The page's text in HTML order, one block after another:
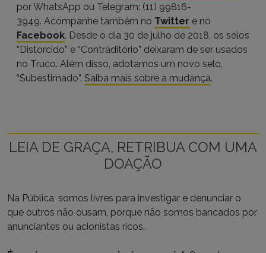
por WhatsApp ou Telegram: (11) 99816-
3949. Acompanhe também no Twitter e no
Facebook. Desde o dia 30 de julho de 2018, os selos
“Distorcido” e “Contraditório” deixaram de ser usados
no Truco. Além disso, adotamos um novo selo,
“Subestimado”. Saiba mais sobre a mudança.
LEIA DE GRAÇA, RETRIBUA COM UMA
DOAÇÃO
Na Pública, somos livres para investigar e denunciar o
que outros não ousam, porque não somos bancados por
anunciantes ou acionistas ricos.